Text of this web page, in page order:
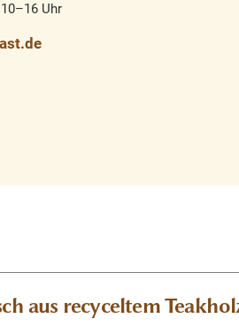
Uhr
aus recyceltem